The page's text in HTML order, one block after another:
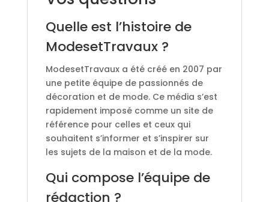
Quelle est l’histoire de
ModesetTravaux ?
ModesetTravaux a été créé en 2007 par
une petite équipe de passionnés de
décoration et de mode. Ce média s’est
rapidement imposé comme un site de
référence pour celles et ceux qui
souhaitent s’informer et s’inspirer sur
les sujets de la maison et de la mode.
Qui compose l’équipe de
rédaction ?